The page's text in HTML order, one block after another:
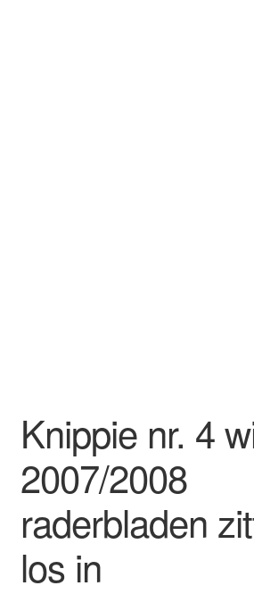
Knippie nr. 4
2007/2008
raderbladen
los in